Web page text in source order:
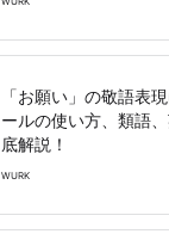
「お願い」の敬語表
ールの使い方、類語
底解説！
WURK